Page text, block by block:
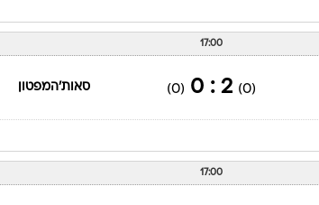
17:00
(0)
2 : 0
(0) סאות'המפטון
17:00